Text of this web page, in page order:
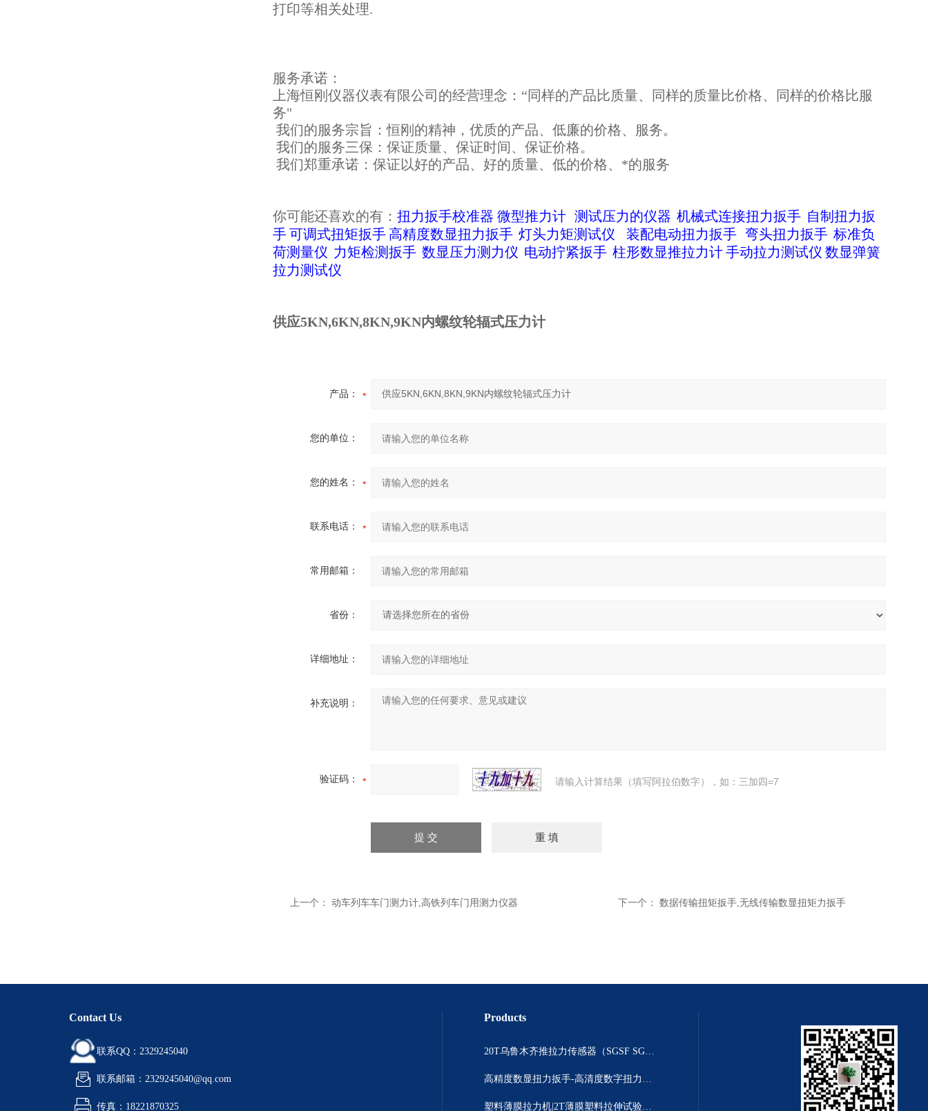
打印等相关处理.
服务承诺：
上海恒刚仪器仪表有限公司的经营理念：“同样的产品比质量、同样的质量比价格、同样的价格比服
务"
我们的服务宗旨：恒刚的精神，优质的产品、低廉的价格、服务。
我们的服务三保：保证质量、保证时间、保证价格。
我们郑重承诺：保证以好的产品、好的质量、低的价格、*的服务
你可能还喜欢的有： 扭力扳手校准器 微型推力计 测试压力的仪器 机械式连接扭力扳手 自制扭力扳
手可调式扭矩扳手 高精度数显扭力扳手 灯头力矩测试仪 装配电动扭力扳手 弯头扭力扳手 标准负
荷测量仪 力矩检测扳手 数显压力测力仪 电动拧紧扳手 柱形数显推拉力计手动拉力测试仪 数显弹簧
拉力测试仪
供应5KN,6KN,8KN,9KN内螺纹轮辐式压力计
产品：
您的单位：
您的姓名：
联系电话：
常用邮箱：
省份：
详细地址：
补充说明：
验证码： 请输入计算结果（填写阿拉伯数字），如：三加四=7
上一个： 动车列车车门测力计,高铁列车门用测力仪器 下一个： 数据传输扭矩扳手,无线传输数显扭矩力扳手
Contact Us
联系QQ：2329245040
联系邮箱：2329245040@qq.com
传真：18221870325
Products
20T乌鲁木齐推拉力传感器（SGSF SGZF SGLF）
高精度数显扭力扳手-高清度数字扭力距扳手
塑料薄膜拉力机|2T薄膜塑料拉伸试验机厂家